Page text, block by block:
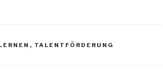
, TALENTFÖRDERUNG